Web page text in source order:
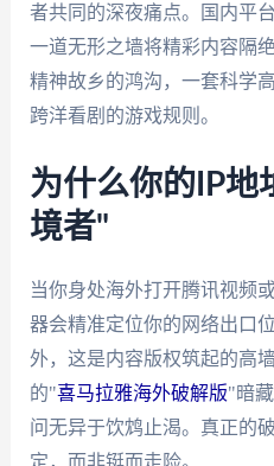
者共同的深夜痛点。国内平
一道无形之墙将精彩内容隔
精神故乡的鸿沟，一套科学
跨洋看剧的游戏规则。
为什么你的IP地
境者"
当你身处海外打开腾讯视频
器会精准定位你的网络出口
外，这是内容版权筑起的高
的"喜马拉雅海外破解版"暗
问无异于饮鸩止渴。真正的
定，而非铤而走险。